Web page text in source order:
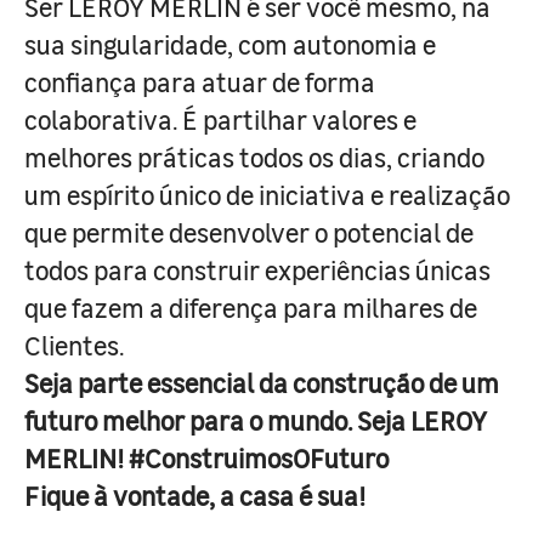
sua singularidade, com autonomia e
confiança para atuar de forma
colaborativa. É partilhar valores e
melhores práticas todos os dias, criando
um espírito único de iniciativa e realização
que permite desenvolver o potencial de
todos para construir experiências únicas
que fazem a diferença para milhares de
Clientes.
Seja parte essencial da construção de um
futuro melhor para o mundo. Seja LEROY
MERLIN! #ConstruimosOFuturo
Fique à vontade, a casa é sua!